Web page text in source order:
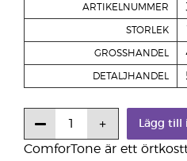
ComforTone är ett
ARTIKELNUMMER
STORLEK
GROSSHANDEL
DETALJHANDEL
Lägg till